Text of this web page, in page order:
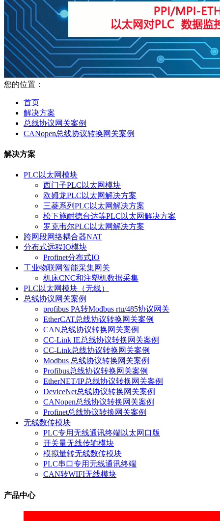
您的位置：
首页
解决方案
总线协议网关案例
CANopen总线协议转换网关案例
解决方案
PLC以太网模块
西门子PLC以太网模块
欧姆龙PLC以太网解决方案
三菱系列PLC以太网解决方案
松下施耐德台达等PLC以太网解决方案
罗克韦尔PLC以太网解决方案
跨网段网络耦合器NAT
分布式远程IO模块
Profinet分布式IO
工业物联网智能采集网关
机床CNC和注塑机数据采集
PLC以太网模块（无线）
总线协议网关案例
profibus PA转Modbus rtu/485协议网关
EtherCAT总线协议转换网关案例
CAN总线协议转换网关案例
CC-Link IE总线协议转换网关案例
CC-Link总线协议转换网关案例
Modbus 总线协议转换网关案例
Profibus总线协议转换网关案例
EtherNET/IP总线协议转换网关案例
DeviceNet总线协议转换网关案例
CANopen总线协议转换网关案例
Profinet总线协议转换网关案例
无线数传模块
PLC专用无线通讯终端以太网口版
开关量无线传输模块
模拟量转无线数传模块
PLC串口专用无线通讯终端
CAN转WIFI无线模块
产品中心